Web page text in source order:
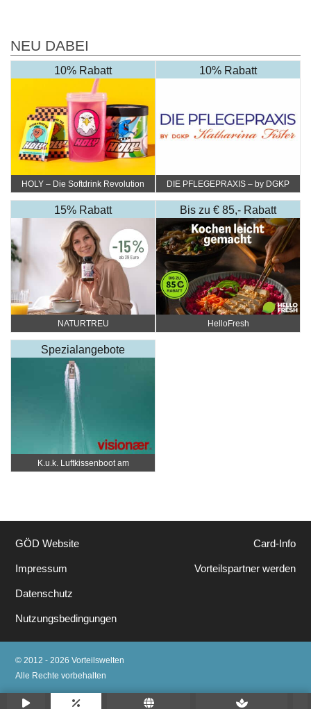
NEU DABEI
10% Rabatt
HOLY – Die Softdrink Revolution
10% Rabatt
DIE PFLEGEPRAXIS – by DGKP
15% Rabatt
NATURTREU
Bis zu € 85,- Rabatt
HelloFresh
Spezialangebote
K.u.k. Luftkissenboot am
Wörthersee
GÖD Website
Impressum
Datenschutz
Nutzungsbedingungen
Card-Info
Vorteilspartner werden
© 2012 - 2026 Vorteilswelten
Alle Rechte vorbehalten